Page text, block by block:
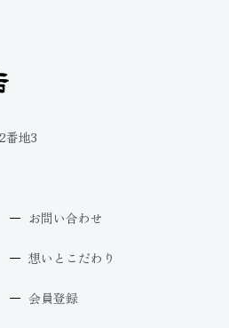
番地3
お問い合わせ
想いとこだわり
会員登録